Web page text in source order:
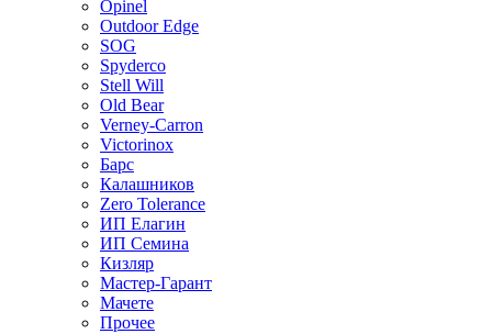
Opinel
Outdoor Edge
SOG
Spyderco
Stell Will
Old Bear
Verney-Carron
Victorinox
Барс
Калашников
Zero Tolerance
ИП Елагин
ИП Семина
Кизляр
Мастер-Гарант
Мачете
Прочее